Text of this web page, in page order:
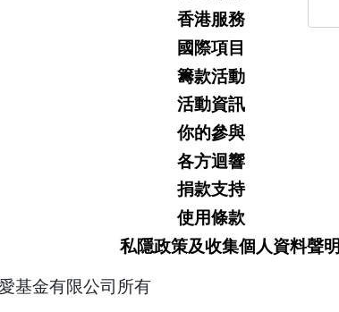
香港服務
國際項目
籌款活動
活動資訊
你的參與
各方迴響
捐款支持
使用條款
私隱政策及收集個人資料聲明
基金有限公司所有